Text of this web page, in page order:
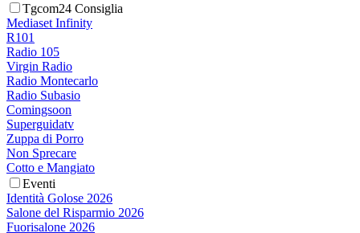
Tgcom24 Consiglia
Mediaset Infinity
R101
Radio 105
Virgin Radio
Radio Montecarlo
Radio Subasio
Comingsoon
Superguidatv
Zuppa di Porro
Non Sprecare
Cotto e Mangiato
Eventi
Identità Golose 2026
Salone del Risparmio 2026
Fuorisalone 2026